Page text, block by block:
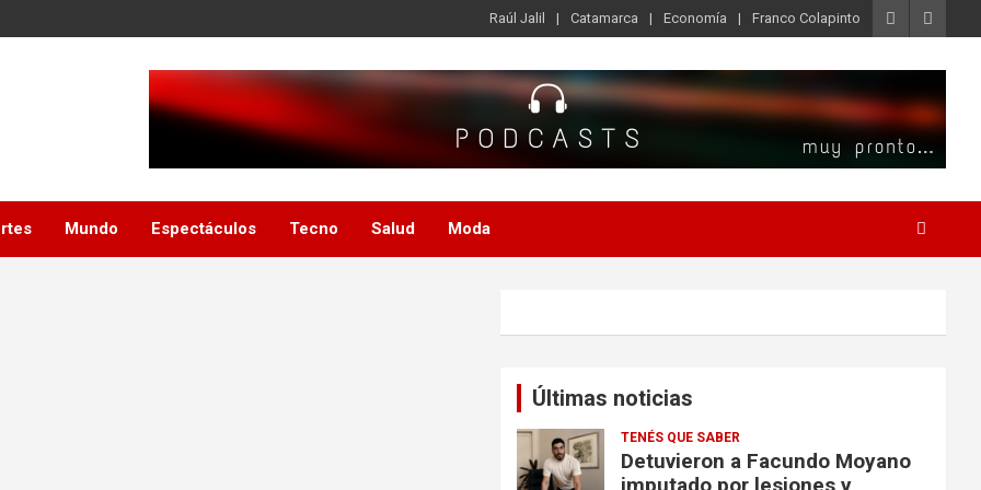
Raúl Jalil Catamarca Economía Franco Colapinto
Mundo Espectáculos Tecno Salud Moda
Últimas noticias
TENÉS QUE SABER
Detuvieron a Facundo Moyano